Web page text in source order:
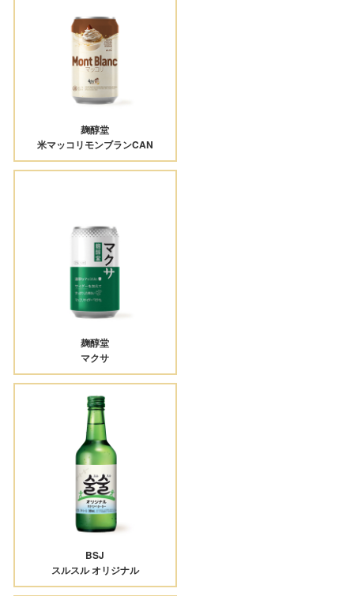
麹醇堂
米マッコリモンブランCAN
麹醇堂
マクサ
BSJ
スルスル オリジナル